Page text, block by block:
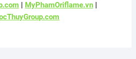
| MyPhamOriflame.vn|